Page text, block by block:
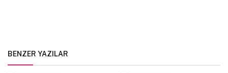
BENZER YAZILAR